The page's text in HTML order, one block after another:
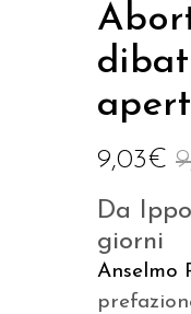
9,03€
Da
giorni
Anselmo